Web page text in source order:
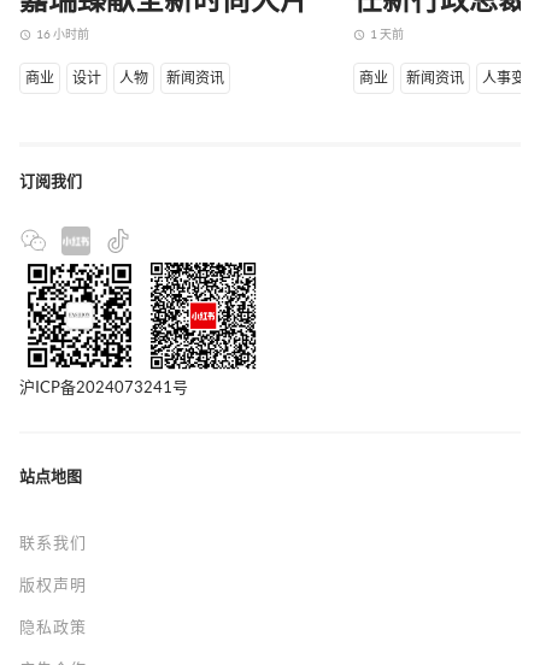
access_time 16 小时前
商业 设计 人物 新闻资讯
access_time 1 天前
商业 新闻资讯 人事变动
订阅我们
沪ICP备2024073241号
站点地图
联系我们
版权声明
隐私政策